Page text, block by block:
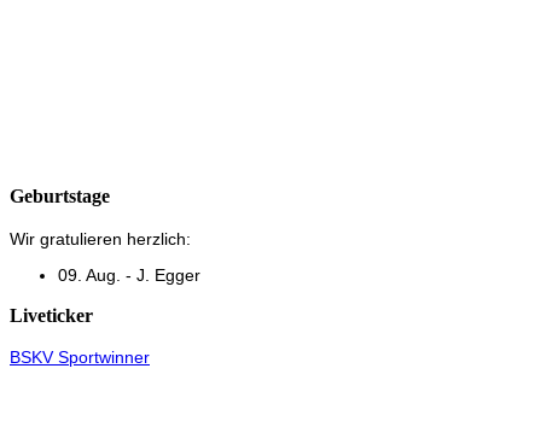
Geburtstage
Wir gratulieren herzlich:
09. Aug. - J. Egger
Liveticker
BSKV Sportwinner